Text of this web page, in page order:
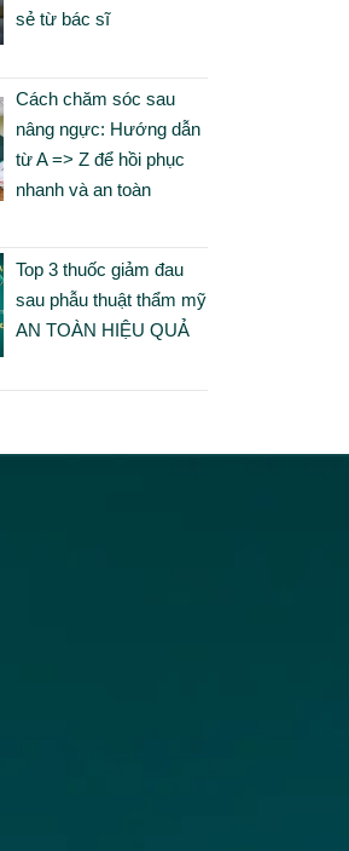
sẻ từ bác sĩ
Cách chăm sóc sau
nâng ngực: Hướng dẫn
từ A => Z để hồi phục
nhanh và an toàn
Top 3 thuốc giảm đau
sau phẫu thuật thẩm mỹ
AN TOÀN HIỆU QUẢ